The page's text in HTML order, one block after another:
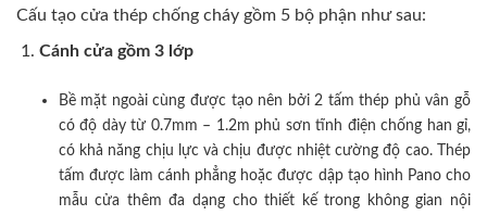
Cấu tạo cửa thép chống cháy gồm 5 bộ phận như sau:
Cánh cửa gồm 3 lớp
Bề mặt ngoài cùng được tạo nên bởi 2 tấm thép phủ vân gỗ
có độ dày từ 0.7mm – 1.2m phủ sơn tĩnh điện chống han gỉ,
có khả năng chịu lực và chịu được nhiệt cường độ cao. Thép
tấm được làm cánh phẳng hoặc được dập tạo hình Pano cho
mẫu cửa thêm đa dạng cho thiết kế trong không gian nội